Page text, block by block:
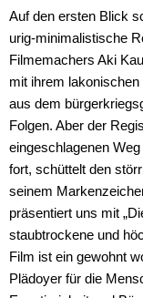
Auf den ersten Blick
urig-minimalistische
Filmemachers Aki
mit ihrem
aus dem
Folgen. Aber der
eingeschlagenen
fort, schüttelt den
seinem
präsentiert uns mit
staubtrockene und
Film ist ein gewohnt
Plädoyer für die